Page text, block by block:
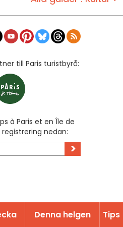
till Paris turistbyrå:
à Paris et en Île de
nedan:
>
Denna helgen Tips